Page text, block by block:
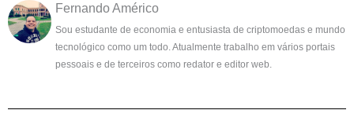
Fernando Américo
Sou estudante de economia e entusiasta de criptomoedas e mundo
tecnológico como um todo. Atualmente trabalho em vários portais
pessoais e de terceiros como redator e editor web.